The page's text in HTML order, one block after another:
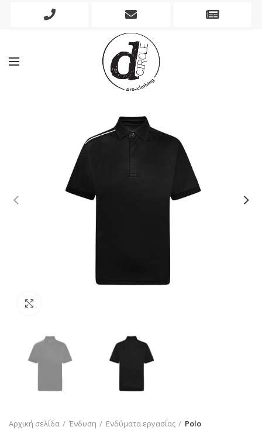
Phone
Mobile
Αρχική σελίδα Ένδυση Ενδύματα εργασίας Polo